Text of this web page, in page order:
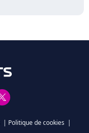
| Politique de cookies |